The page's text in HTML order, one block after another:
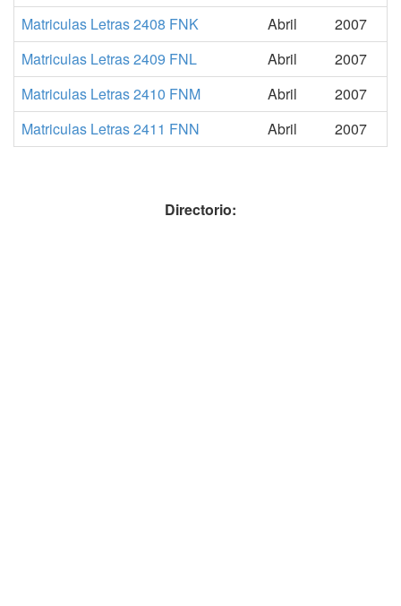
Matriculas Letras 2408 FNK
Abril
2007
Matriculas Letras 2409 FNL
Abril
2007
Matriculas Letras 2410 FNM
Abril
2007
Matriculas Letras 2411 FNN
Abril 2007
Directorio: